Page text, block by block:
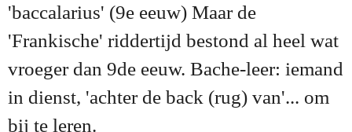
'baccalarius' (9e eeuw) Maar de
'Frankische' riddertijd bestond al heel wat
vroeger dan 9de eeuw. Bache-leer: iemand
in dienst, 'achter de back (rug) van'... om
bij te leren.